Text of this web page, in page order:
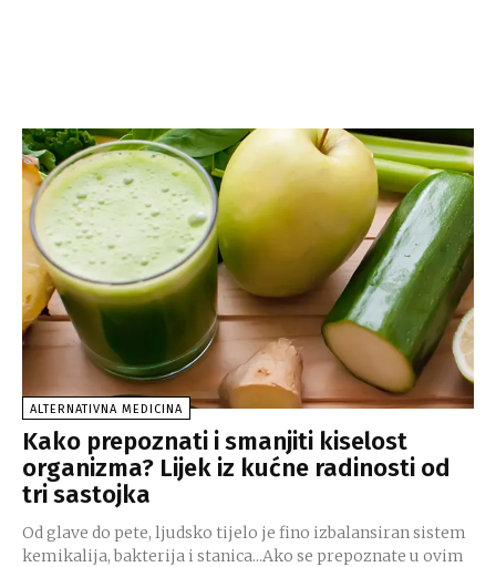
ALTERNATIVNA MEDICINA
Kako prepoznati i smanjiti kiselost
organizma? Lijek iz kućne radinosti od
tri sastojka
Od glave do pete, ljudsko tijelo je fino izbalansiran sistem
kemikalija, bakterija i stanica...Ako se prepoznate u ovim